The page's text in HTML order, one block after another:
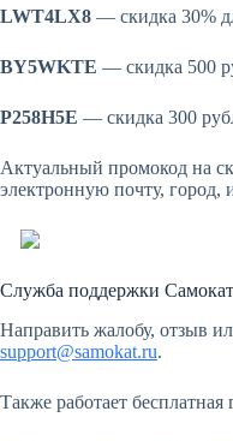
LWT4LX8 — скидка 30%
BY5WKTE — скидка 500
P258H5E — скидка 300
Актуальный промокод на
электронную почту, город,
Служба поддержки Самокат
Направить жалобу, отзыв
support@samokat.ru.
Также работает